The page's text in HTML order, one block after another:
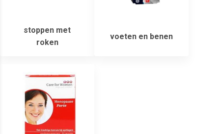
stoppen met
roken
voeten en benen